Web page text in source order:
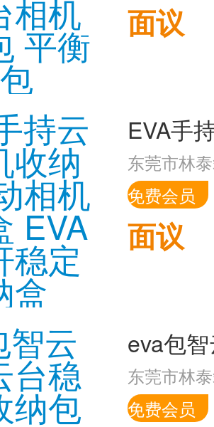
面议
东莞市林
免费会员
面议
东莞市林
免费会员